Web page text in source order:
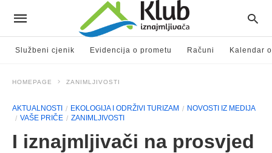
Službeni cjenik Evidencija o prometu Računi Kalendar
HOMEPAGE ZANIMLJIVOSTI
AKTUALNOSTI EKOLOGIJA I ODRŽIVI TURIZAM
NOVOSTI IZ MEDIJA
VAŠE PRIČE
ZANIMLJIVOSTI
I iznajmljivači na prosvjed